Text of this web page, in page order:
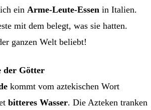
ein Arme-Leute-Essen in Italien.
mit dem belegt, was sie hatten.
ganzen Welt beliebt!
der Götter
kommt vom aztekischen Wort
bitteres Wasser. Die Azteken tranken